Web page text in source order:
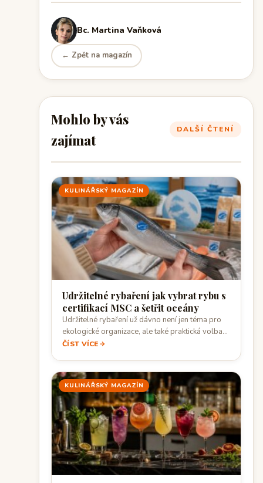
Bc. Martina Vaňková
← Zpět na magazín
Mohlo by vás
zajímat
DALŠÍ ČTENÍ
KULINÁŘSKÝ MAGAZÍN
Udržitelné rybaření jak vybrat rybu s
certifikací MSC a šetřit oceány
Udržitelné rybaření už dávno není jen téma pro
ekologické organizace, ale také praktická volba…
ČÍST VÍCE
KULINÁŘSKÝ MAGAZÍN